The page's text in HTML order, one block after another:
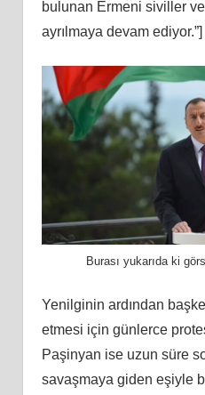
bulunan Ermeni siviller
ayrılmaya devam ediyor.”]
Burası yukarıda ki
Yenilginin ardından
etmesi için günlerce
Paşinyan ise uzun süre
savaşmaya giden eşiyle